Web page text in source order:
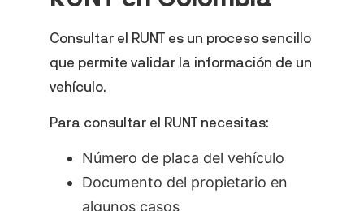
Consultar el RUNT es un proceso sencillo
que permite validar la información de un
vehículo.
Para consultar el RUNT necesitas:
Número de placa del vehículo
Documento del propietario en
algunos casos